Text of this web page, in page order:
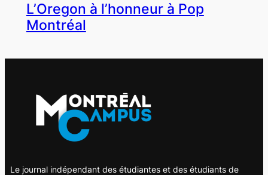
L’Oregon à l’honneur à Pop
Montréal
Le journal indépendant des étudiantes et des étudiants de